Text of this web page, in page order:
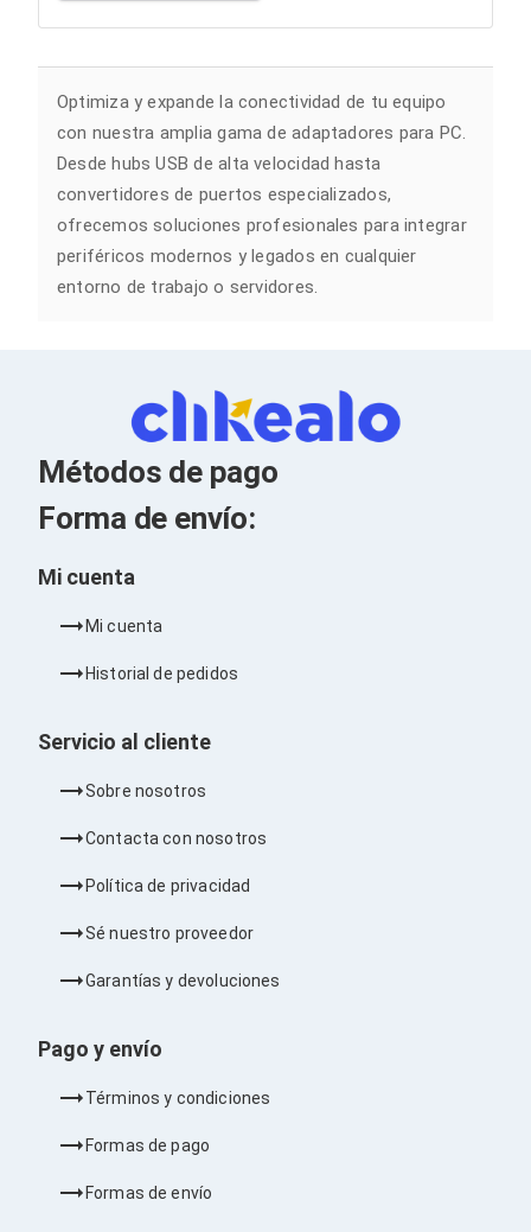
Teclados Numéricos
Accesorios para Servidores
Racks y Gabinetes
Charolas para Racks y Gabinetes
Cableado Estructurado para Servidores
Cables KVM
Fuentes de Poder
Enfriamiento para Servidores
Soportes y Paneles
Sistemas Operativos para Servidores
Discos Duros / SSD / NAS
Accesorios para Discos Duros
Gabinetes de Discos Duros
Discos Duros Externos
Discos Duros para NAS
Discos Duros para Videovigilancia
Discos Duros para Servidores
Gabinetes para SSD
Discos Duros Internos para PC
Monitores
Monitores Portátiles
Accesorios para Estaciones de Trabajo
Memorias RAM y Flash
Memorias RAM para Servidores
Memorias USB
Memorias Flash
Tarjetas PCI Express
Tarjetas PCI
Procesadores para PC
Disipadores para CPU
Optimiza y expande la conectividad de tu equipo
con nuestra amplia gama de adaptadores para PC.
Desde hubs USB de alta velocidad hasta
convertidores de puertos especializados,
ofrecemos soluciones profesionales para integrar
periféricos modernos y legados en cualquier
entorno de trabajo o servidores.
Métodos de pago
Forma de envío:
Mi cuenta
Mi cuenta
Historial de pedidos
Servicio al cliente
Sobre nosotros
Contacta con nosotros
Política de privacidad
Sé nuestro proveedor
Garantías y devoluciones
Pago y envío
Términos y condiciones
Formas de pago
Formas de envío